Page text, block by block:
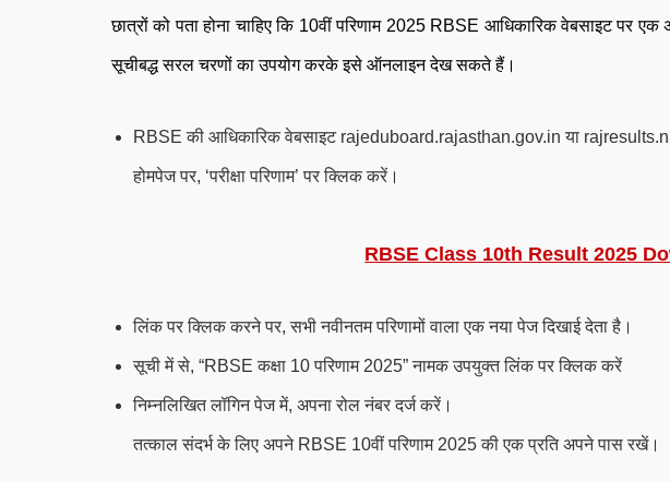
छात्रों को पता होना चाहिए कि 10वीं परिणाम 2025 RBSE आधिकारिक वेबसाइट पर
सूचीबद्ध सरल चरणों का उपयोग करके इसे ऑनलाइन देख सकते हैं।
RBSE की आधिकारिक वेबसाइट rajeduboard.rajasthan.gov.in या
होमपेज पर, ‘परीक्षा परिणाम’ पर क्लिक करें।
RBSE Class 10th Result 2025
लिंक पर क्लिक करने पर, सभी नवीनतम परिणामों वाला एक नया पेज दिखाई देता है।
सूची में से, “RBSE कक्षा 10 परिणाम 2025” नामक उपयुक्त लिंक पर क्लिक करें
निम्नलिखित लॉगिन पेज में, अपना रोल नंबर दर्ज करें।
तत्काल संदर्भ के लिए अपने RBSE 10वीं परिणाम 2025 की एक प्रति अपने पास रखें।